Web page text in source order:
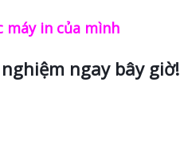
máy in của mình
ngay bây giờ!